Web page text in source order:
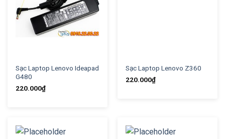
Sạc Laptop Lenovo Ideapad
G480
220.000₫
Sạc Laptop Lenovo Z360
220.000₫